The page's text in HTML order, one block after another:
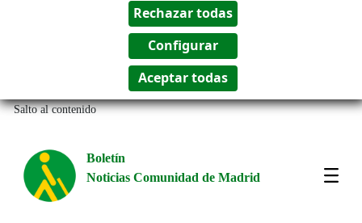
Salto al contenido
Boletín
Noticias Comunidad de Madrid